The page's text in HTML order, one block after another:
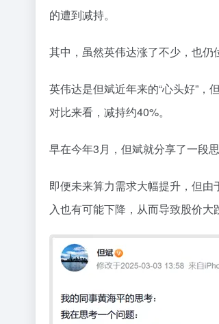
的遭到减持。
其中，虽然英伟达涨了不少，也仍
英伟达是但斌近年来的“心头好”，
对比来看，减持约40%。
早在今年3月， 但斌就分享了一段
即便未来算力需求大幅提升，但
入也有可能下降，从而导致股价大